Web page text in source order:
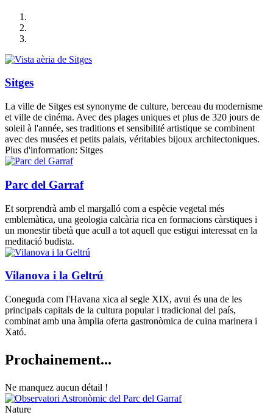
Sitges
La ville de Sitges est synonyme de culture, berceau du modernisme
et ville de cinéma. Avec des plages uniques et plus de 320 jours de
soleil à l'année, ses traditions et sensibilité artistique se combinent
avec des musées et petits palais, véritables bijoux architectoniques.
Plus d'information: Sitges
Parc del Garraf
Et sorprendrà amb el margalló com a espècie vegetal més
emblemàtica, una geologia calcària rica en formacions càrstiques i
un monestir tibetà que acull a tot aquell que estigui interessat en la
meditació budista.
Vilanova i la Geltrú
Coneguda com l'Havana xica al segle XIX, avui és una de les
principals capitals de la cultura popular i tradicional del país,
combinat amb una àmplia oferta gastronòmica de cuina marinera i
Xató.
Prochainement...
Ne manquez aucun détail !
Nature